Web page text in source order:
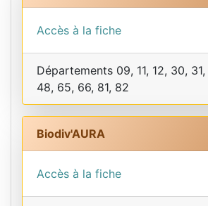
Accès à la fiche
Départements 09, 11, 12, 30,
48, 65, 66, 81, 82
Biodiv'AURA
Accès à la fiche